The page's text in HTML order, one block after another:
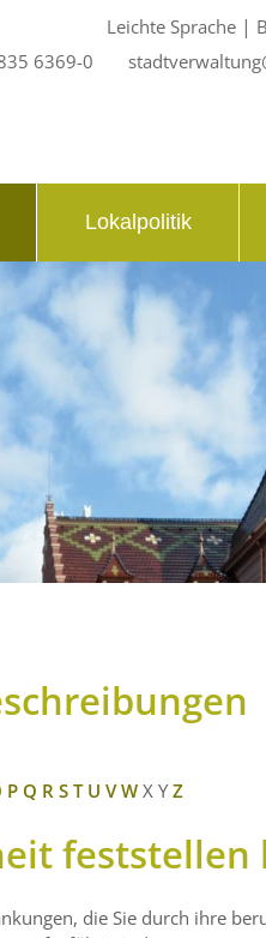
6369-0
Leichte Sprache|
Lokalpolitik
P Q R S T U V W X Y Z
feststellen
die Sie durch ihre